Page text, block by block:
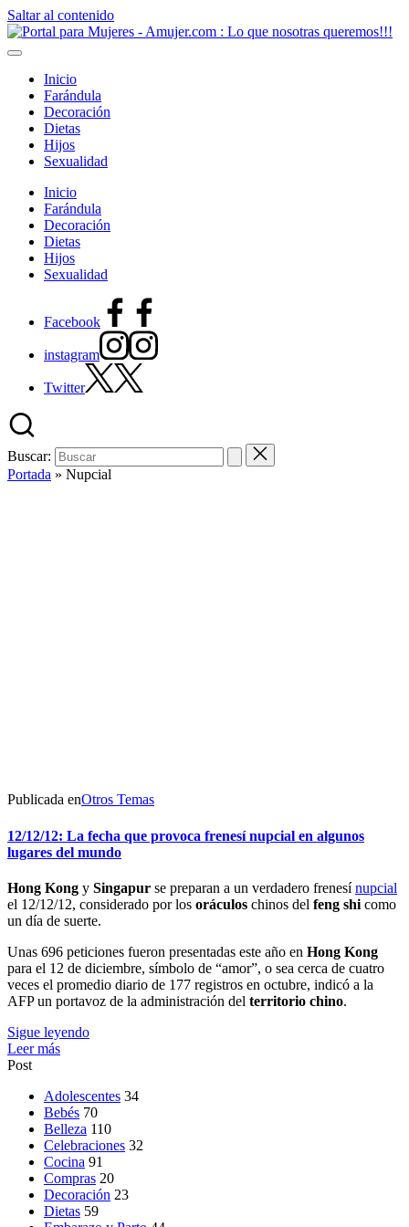
Saltar al contenido
Inicio
Farándula
Decoración
Dietas
Hijos
Sexualidad
Inicio
Farándula
Decoración
Dietas
Hijos
Sexualidad
Facebook
instagram
Twitter
Buscar:
Portada » Nupcial
Publicada enOtros Temas
12/12/12: La fecha que provoca frenesí nupcial en algunos
lugares del mundo
Hong Kong y Singapur se preparan a un verdadero frenesínupcial
el 12/12/12, considerado por los oráculos chinos del feng shi como
un día de suerte.
Unas 696 peticiones fueron presentadas este año en Hong Kong
para el 12 de diciembre, símbolo de “amor”, o sea cerca de cuatro
veces el promedio diario de 177 registros en octubre, indicó a la
AFP un portavoz de la administración del territorio chino.
Sigue leyendo
Leer más
Post
Adolescentes 34
Bebés 70
Belleza 110
Celebraciones 32
Cocina 91
Compras 20
Decoración 23
Dietas 59